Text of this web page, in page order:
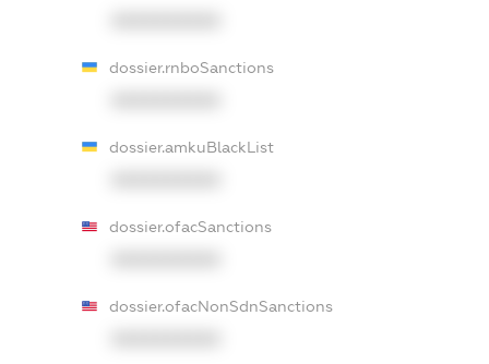
dossier.rnboSanctions
dossier.amkuBlackList
dossier.ofacSanctions
dossier.ofacNonSdnSanctions